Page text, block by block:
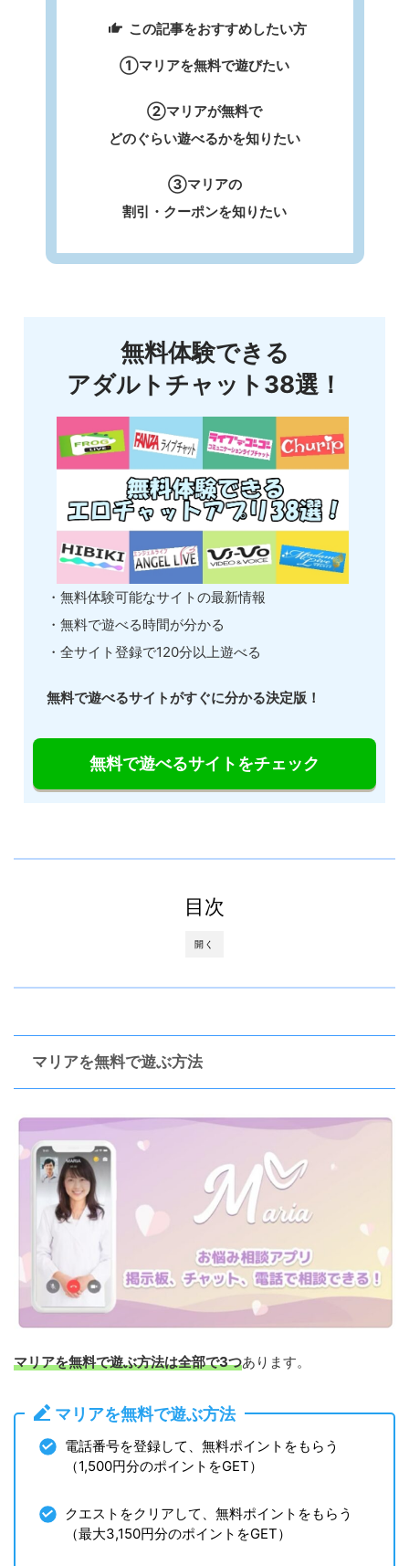
この記事をおすすめしたい方
①マリアを無料で遊びたい
②マリアが無料で
どのぐらい遊べるかを知りたい
③マリアの
割引・クーポンを知りたい
無料体験できる
アダルトチャット38選！
・無料体験可能なサイトの最新情報
・無料で遊べる時間が分かる
・全サイト登録で120分以上遊べる
無料で遊べるサイトがすぐに分かる決定版！
無料で遊べるサイトをチェック
開く
目次
マリアを無料で遊ぶ方法
マリアを無料で遊ぶ方法は全部で3つあります。
マリアを無料で遊ぶ方法
電話番号を登録して、無料ポイントをもらう
（1,500円分のポイントをGET）
クエストをクリアして、無料ポイントをもらう
（最大3,150円分のポイントをGET）